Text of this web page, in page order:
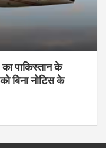
पाकिस्तान के
बिना नोटिस के